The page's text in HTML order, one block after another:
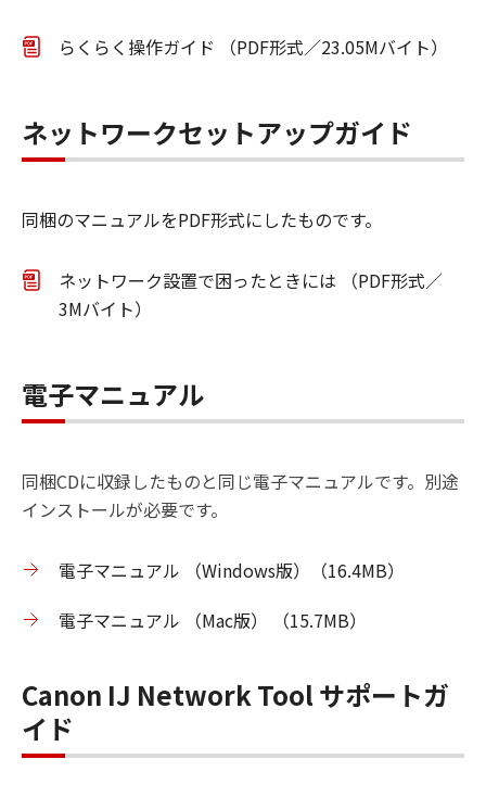
らくらく操作ガイド （PDF形式／23.05Mバイト）
ネットワークセットアップガイド
同梱のマニュアルをPDF形式にしたものです。
ネットワーク設置で困ったときには （PDF形式／
3Mバイト）
電子マニュアル
同梱CDに収録したものと同じ電子マニュアルです。別途
インストールが必要です。
電子マニュアル （Windows版）（16.4MB）
電子マニュアル （Mac版） （15.7MB）
Canon IJ Network Tool サポートガ
イド